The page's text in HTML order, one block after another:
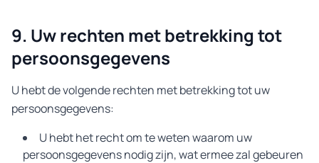
9. Uw rechten met betrekking tot
persoonsgegevens
U hebt de volgende rechten met betrekking tot uw
persoonsgegevens:
U hebt het recht om te weten waarom uw
persoonsgegevens nodig zijn, wat ermee zal gebeuren